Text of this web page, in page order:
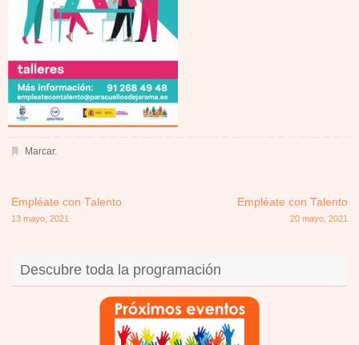
Marcar.
Empléate con Talento
13 mayo, 2021
Empléate con Talento
20 mayo, 2021
Descubre toda la programación